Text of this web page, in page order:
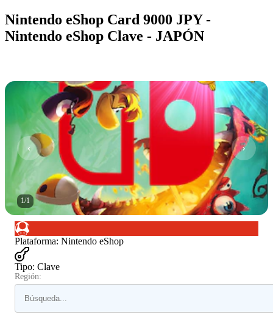
Nintendo eShop Card 9000 JPY -
Nintendo eShop Clave - JAPÓN
1/1
Plataforma: Nintendo eShop
Tipo: Clave
Región: